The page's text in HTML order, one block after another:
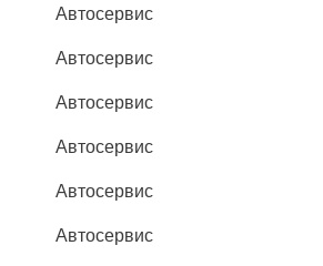
Автосервис
Автосервис
Автосервис
Автосервис
Автосервис
Автосервис